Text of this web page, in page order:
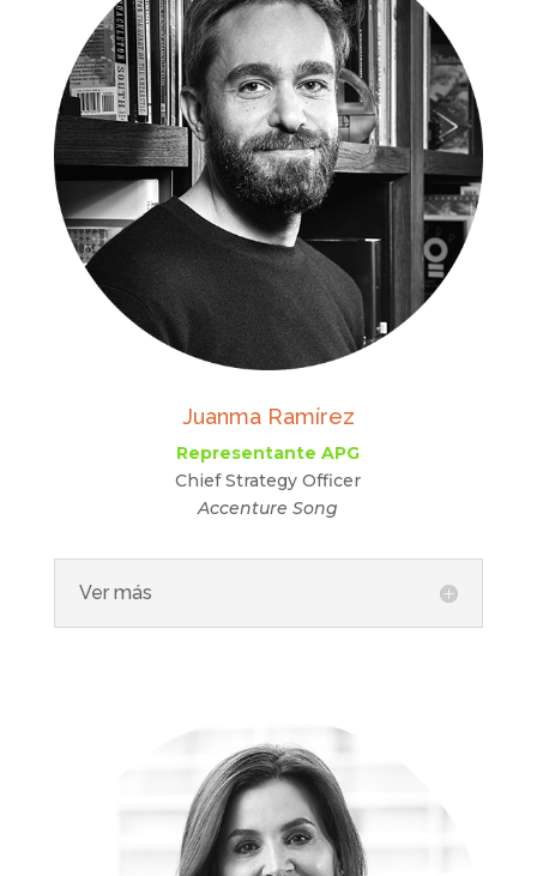
Juanma Ramírez
Representante APG
Chief Strategy Officer
Accenture Song
Ver más